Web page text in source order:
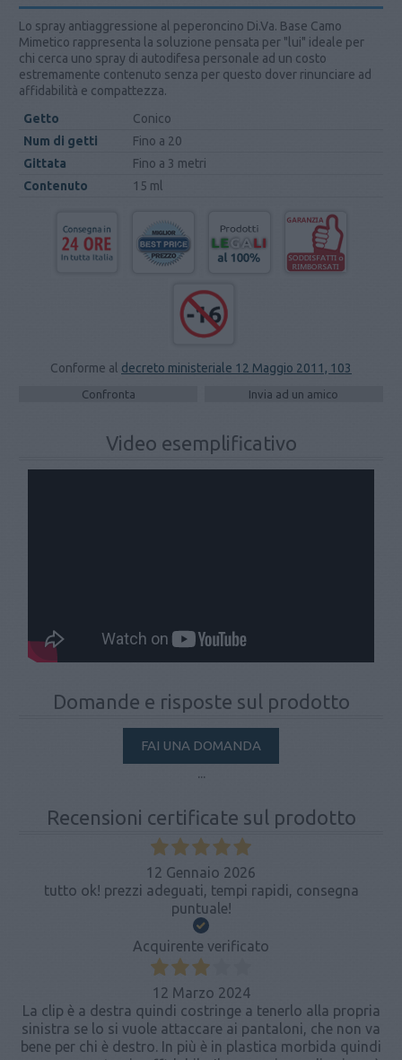
Lo spray antiaggressione al peperoncino Di.Va. Base Camo
Mimetico rappresenta la soluzione pensata per "lui" ideale per
chi cerca uno spray di autodifesa personale ad un costo
estremamente contenuto senza per questo dover rinunciare ad
affidabilità e compattezza.
Getto
Conico
Num di getti
Fino a 20
Gittata
Fino a 3 metri
Contenuto
15 ml
Conforme al decreto ministeriale 12 Maggio 2011, 103
Video esemplificativo
Domande e risposte sul prodotto
FAI UNA DOMANDA
...
Recensioni certificate sul prodotto
12 Gennaio 2026
tutto ok! prezzi adeguati, tempi rapidi, consegna
puntuale!
Acquirente verificato
12 Marzo 2024
La clip è a destra quindi costringe a tenerlo alla propria
sinistra se lo si vuole attaccare ai pantaloni, che non va
bene per chi è destro. In più è in plastica morbida quindi